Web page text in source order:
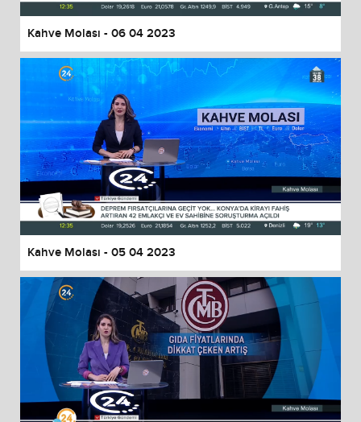
Kahve Molası - 06 04 2023
Kahve Molası - 05 04 2023